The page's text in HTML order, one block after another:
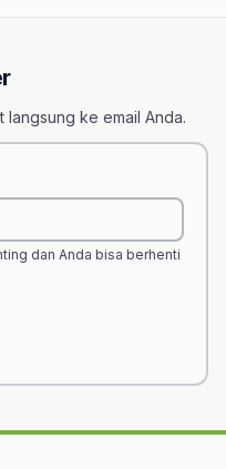
ke email Anda.
dan Anda bisa berhenti